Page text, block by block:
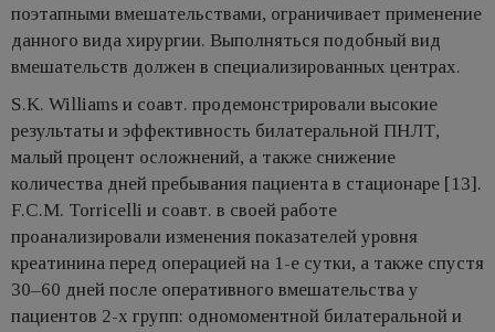
поэтапными вмешательствами, ограничивает применение
данного вида хирургии. Выполняться подобный вид
вмешательств должен в специализированных центрах.
S.K. Williams и соавт. продемонстрировали высокие
результаты и эффективность билатеральной ПНЛТ,
малый процент осложнений, а также снижение
количества дней пребывания пациента в стационаре [13].
F.C.M. Torricelli и соавт. в своей работе
проанализировали изменения показателей уровня
креатинина перед операцией на 1-е сутки, а также спустя
30–60 дней после оперативного вмешательства у
пациентов 2-х групп: одномоментной билатеральной и